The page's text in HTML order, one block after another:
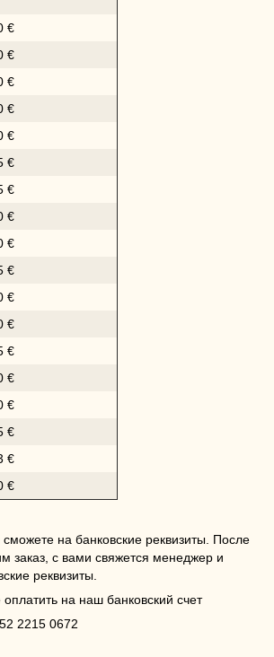
€
€
€
€
€
€
€
€
€
€
€
€
€
€
€
€
€
€
сможете на банковские реквизиты. После
заказ, с вами свяжется менеджер и
реквизиты.
на наш банковский счет
2215 0672